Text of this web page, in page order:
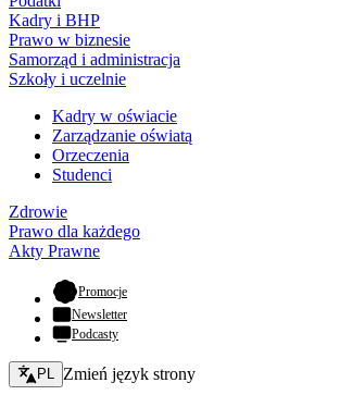
Kadry i BHP
Prawo w biznesie
Samorząd i administracja
Szkoły i uczelnie
Kadry w oświacie
Zarządzanie oświatą
Orzeczenia
Studenci
Zdrowie
Prawo dla każdego
Akty Prawne
Promocje- otwiera się w nowej karcie
Newsletter
Podcasty
Zmień język - bieżący:
PL Zmień język strony